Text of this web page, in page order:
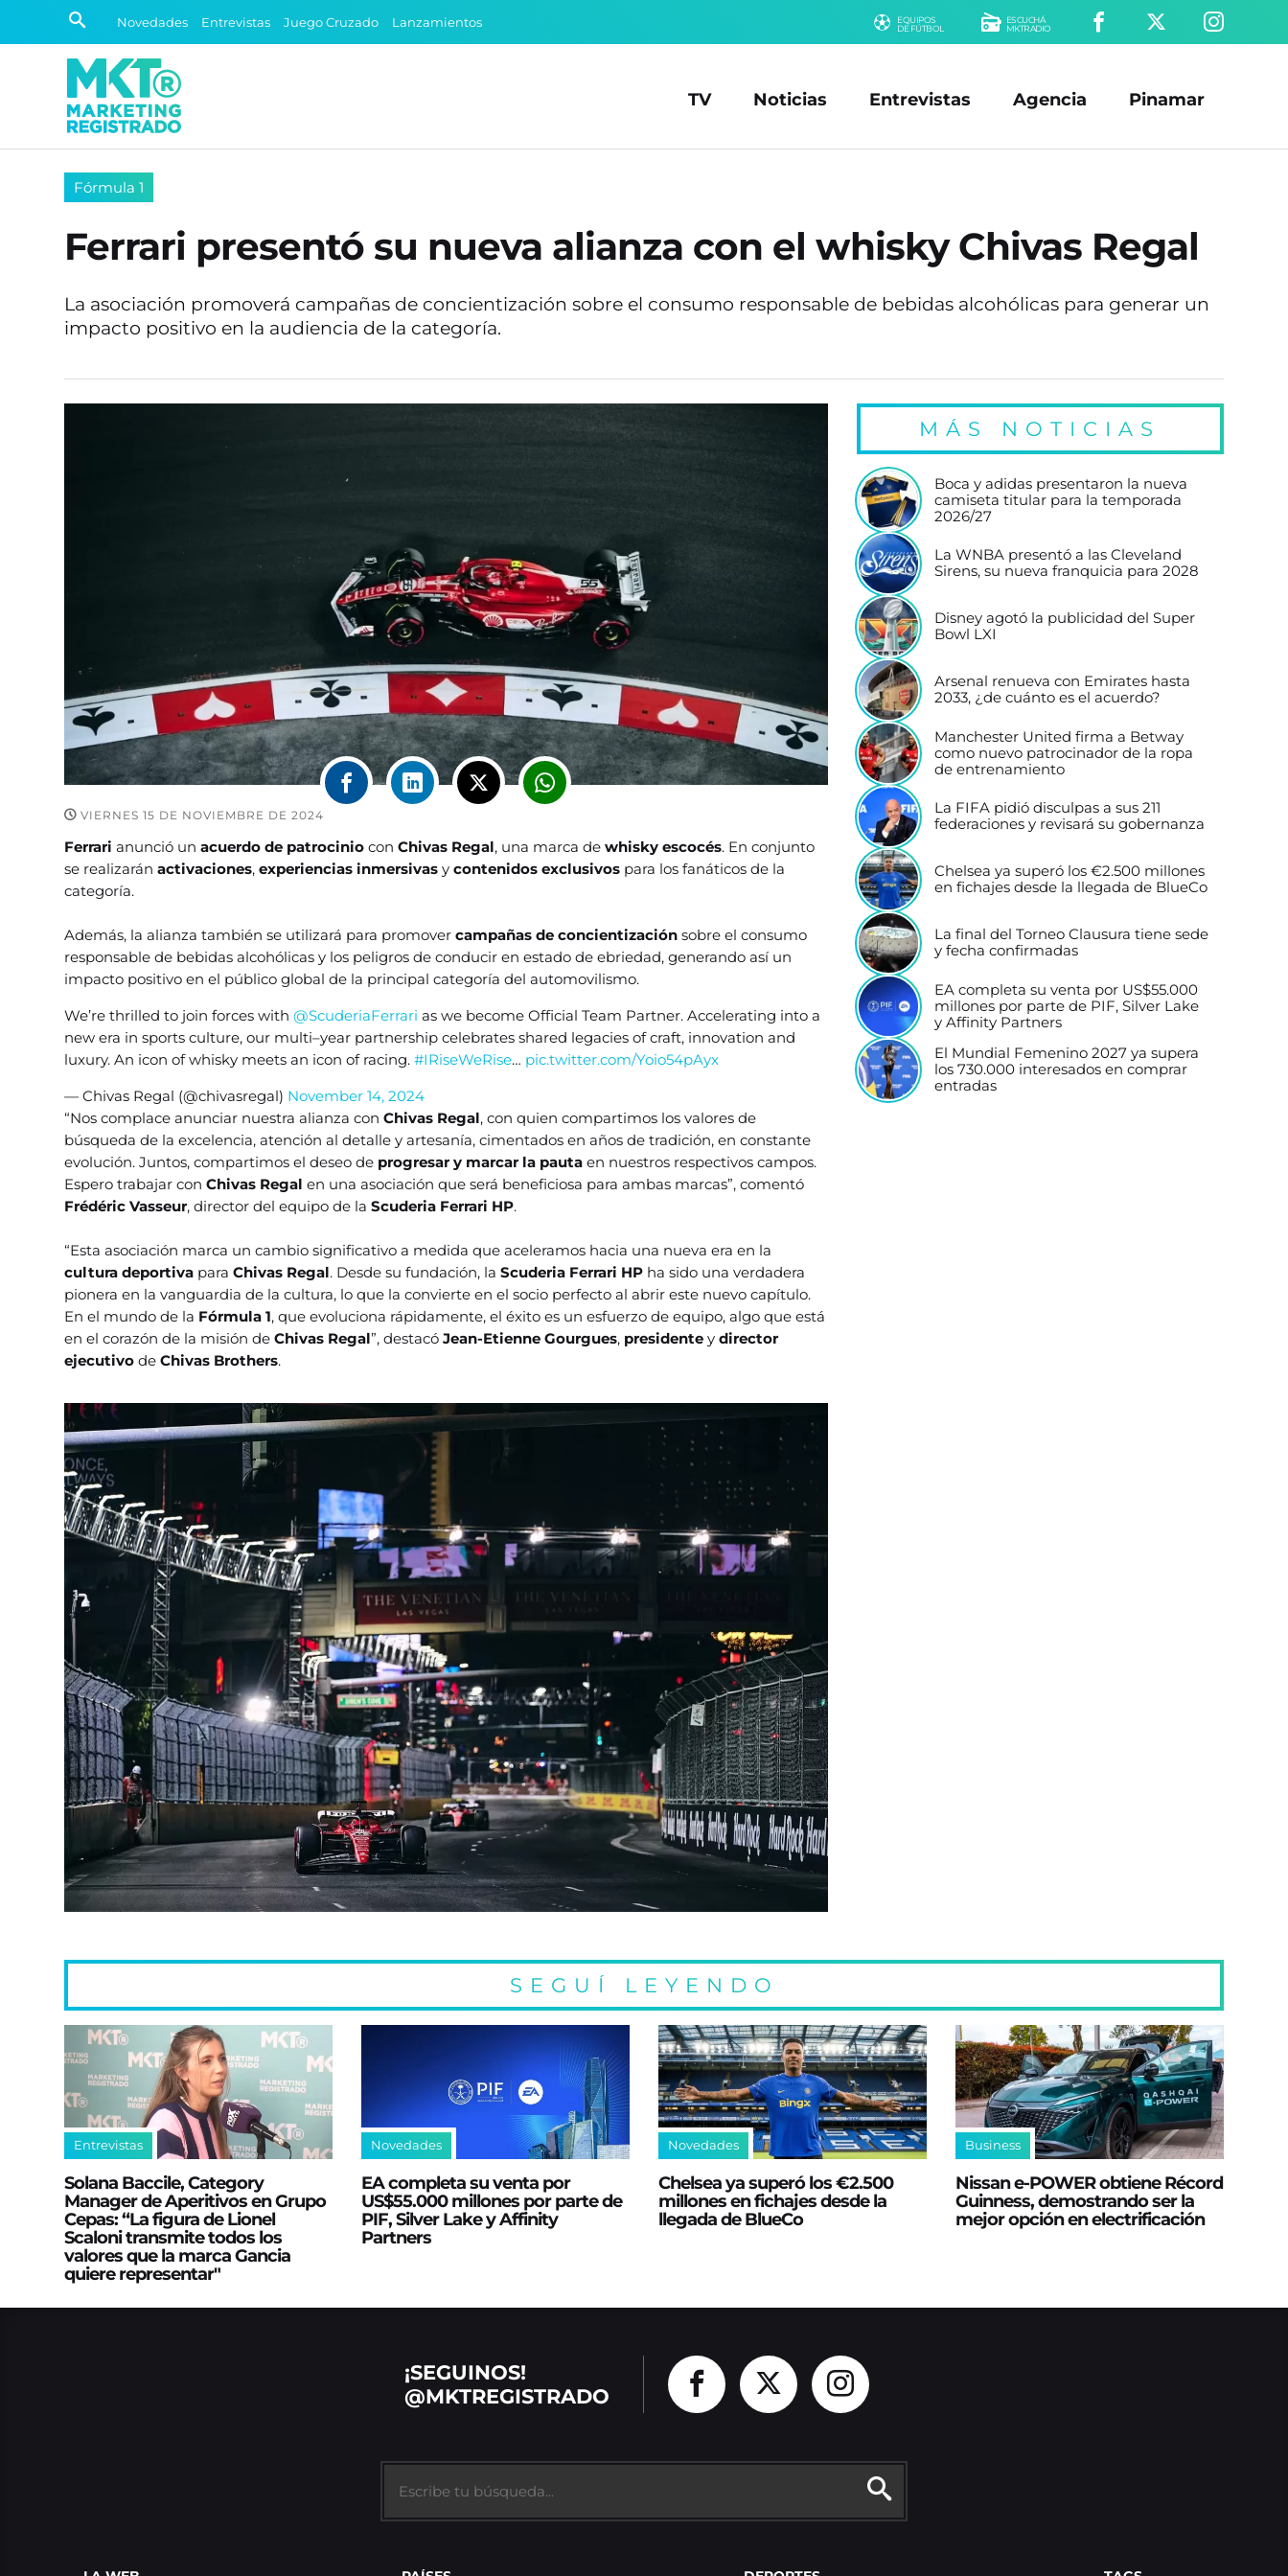
Novedades Entrevistas Juego Cruzado Lanzamientos
EQUIPOS
DE FÚTBOL
ESCUCHÁ
MKTRADIO
TV Noticias Entrevistas Agencia Pinamar
Fórmula 1
Ferrari presentó su nueva alianza con el whisky Chivas Regal
La asociación promoverá campañas de concientización sobre el consumo responsable de bebidas alcohólicas para generar un
impacto positivo en la audiencia de la categoría.
VIERNES 15 DE NOVIEMBRE DE 2024
Ferrarianunció unacuerdo de patrocinioconChivas Regal, una marca dewhisky escocés. En conjunto
se realizaránactivaciones,experiencias inmersivasycontenidos exclusivos para los fanáticos de la
categoría.
Además, la alianza también se utilizará para promovercampañas de concientizaciónsobre el consumo
responsable de bebidas alcohólicas y los peligros de conducir en estado de ebriedad, generando así un
impacto positivo en el público global de la principal categoría del automovilismo.
We’re thrilled to join forces with@ScuderiaFerrari as we become Official Team Partner. Accelerating into a
new era in sports culture, our multi–year partnership celebrates shared legacies of craft, innovation and
luxury. An icon of whisky meets an icon of racing.#IRiseWeRise… pic.twitter.com/Yoio54pAyx
— Chivas Regal (@chivasregal) November 14, 2024
“Nos complace anunciar nuestra alianza conChivas Regal, con quien compartimos los valores de
búsqueda de la excelencia, atención al detalle y artesanía, cimentados en años de tradición, en constante
evolución. Juntos, compartimos el deseo de progresar y marcar la pautaen nuestros respectivos campos.
Espero trabajar conChivas Regalen una asociación que será beneficiosa para ambas marcas”, comentó
Frédéric Vasseur, director del equipo de laScuderia Ferrari HP.
“Esta asociación marca un cambio significativo a medida que aceleramos hacia una nueva era en la
cultura deportiva paraChivas Regal. Desde su fundación, laScuderia Ferrari HP ha sido una verdadera
pionera en la vanguardia de la cultura, lo que la convierte en el socio perfecto al abrir este nuevo capítulo.
En el mundo de la Fórmula 1, que evoluciona rápidamente, el éxito es un esfuerzo de equipo, algo que está
en el corazón de la misión deChivas Regal”, destacóJean-Etienne Gourgues, presidenteydirector
ejecutivodeChivas Brothers.
MÁS NOTICIAS
Boca y adidas presentaron la nueva
camiseta titular para la temporada
2026/27
La WNBA presentó a las Cleveland
Sirens, su nueva franquicia para 2028
Disney agotó la publicidad del Super
Bowl LXI
Arsenal renueva con Emirates hasta
2033, ¿de cuánto es el acuerdo?
Manchester United firma a Betway
como nuevo patrocinador de la ropa
de entrenamiento
La FIFA pidió disculpas a sus 211
federaciones y revisará su gobernanza
Chelsea ya superó los €2.500 millones
en fichajes desde la llegada de BlueCo
La final del Torneo Clausura tiene sede
y fecha confirmadas
EA completa su venta por US$55.000
millones por parte de PIF, Silver Lake
y Affinity Partners
El Mundial Femenino 2027 ya supera
los 730.000 interesados en comprar
entradas
SEGUÍ LEYENDO
Entrevistas
Solana Baccile, Category
Manager de Aperitivos en Grupo
Cepas: “La figura de Lionel
Scaloni transmite todos los
valores que la marca Gancia
quiere representar"
Novedades
EA completa su venta por
US$55.000 millones por parte de
PIF, Silver Lake y Affinity
Partners
Novedades
Chelsea ya superó los €2.500
millones en fichajes desde la
llegada de BlueCo
Business
Nissan e‑POWER obtiene Récord
Guinness, demostrando ser la
mejor opción en electrificación
¡SEGUINOS!
@MKTREGISTRADO